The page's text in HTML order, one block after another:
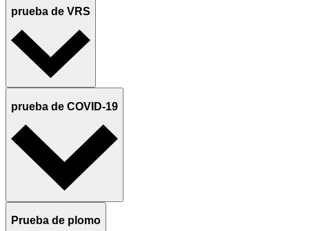
prueba de VRS
prueba de COVID-19
Prueba de plomo